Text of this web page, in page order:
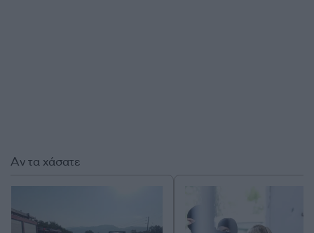
Αν τα χάσατε